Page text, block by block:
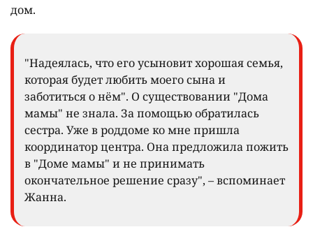
дом.
"Надеялась, что его усыновит хорошая семья,
которая будет любить моего сына и
заботиться о нём". О существовании "Дома
мамы" не знала. За помощью обратилась
сестра. Уже в роддоме ко мне пришла
координатор центра. Она предложила пожить
в "Доме мамы" и не принимать
окончательное решение сразу", – вспоминает
Жанна.